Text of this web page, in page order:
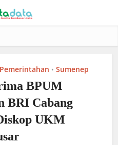
Pemerintahan • Sumenep
BPUM
BRI Cabang
UKM